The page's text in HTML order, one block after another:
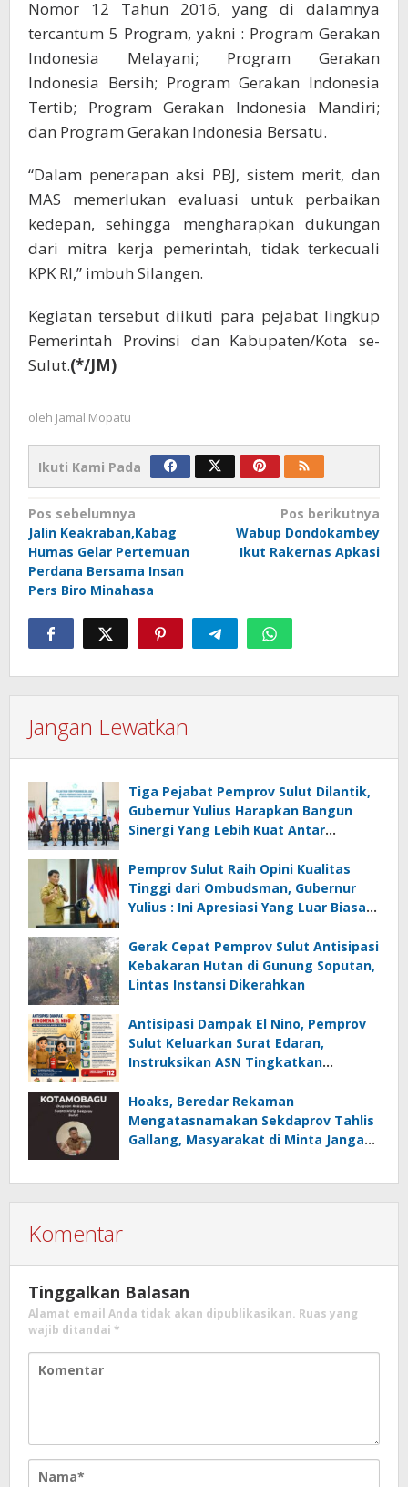
Nomor 12 Tahun 2016, yang di dalamnya
tercantum 5 Program, yakni : Program Gerakan
Indonesia Melayani; Program Gerakan
Indonesia Bersih; Program Gerakan Indonesia
Tertib; Program Gerakan Indonesia Mandiri;
dan Program Gerakan Indonesia Bersatu.
“Dalam penerapan aksi PBJ, sistem merit, dan
MAS memerlukan evaluasi untuk perbaikan
kedepan, sehingga mengharapkan dukungan
dari mitra kerja pemerintah, tidak terkecuali
KPK RI,” imbuh Silangen.
Kegiatan tersebut diikuti para pejabat lingkup
Pemerintah Provinsi dan Kabupaten/Kota se-
Sulut.(*/JM)
oleh Jamal Mopatu
Ikuti Kami Pada
Navigasi
pos
Pos sebelumnya
Jalin Keakraban,Kabag
Humas Gelar Pertemuan
Perdana Bersama Insan
Pers Biro Minahasa
Pos berikutnya
Wabup Dondokambey
Ikut Rakernas Apkasi
Jangan Lewatkan
Tiga Pejabat Pemprov Sulut Dilantik,
Gubernur Yulius Harapkan Bangun
Sinergi Yang Lebih Kuat Antar
Pemprov Sulut Raih Opini Kualitas
Tinggi dari Ombudsman, Gubernur
Yulius : Ini Apresiasi Yang Luar Biasa,
Gerak Cepat Pemprov Sulut Antisipasi
Kebakaran Hutan di Gunung Soputan,
Lintas Instansi Dikerahkan
Antisipasi Dampak El Nino, Pemprov
Sulut Keluarkan Surat Edaran,
Instruksikan ASN Tingkatkan
Hoaks, Beredar Rekaman
Mengatasnamakan Sekdaprov Tahlis
Gallang, Masyarakat di Minta Jangan
Komentar
Tinggalkan Balasan
Alamat email Anda tidak akan dipublikasikan. Ruas yang
wajib ditandai *